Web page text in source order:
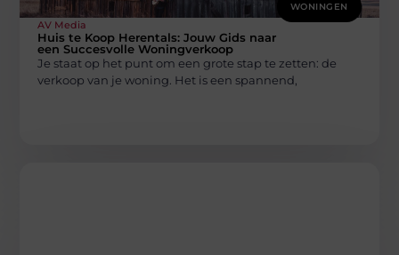
WONINGEN
AV Media
Huis te Koop Herentals: Jouw Gids naar
een Succesvolle Woningverkoop
Je staat op het punt om een grote stap te zetten: de
verkoop van je woning. Het is een spannend,